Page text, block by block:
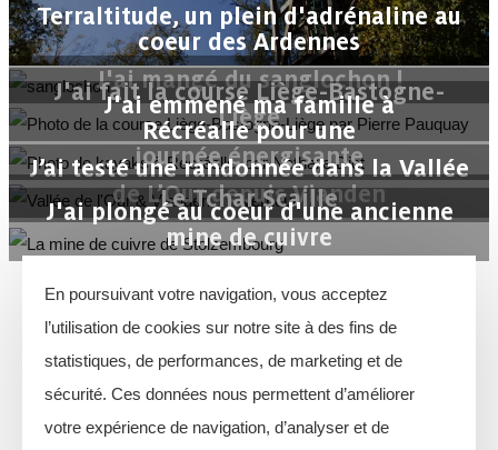
Terraltitude, un plein d'adrénaline au
coeur des Ardennes
J'ai mangé du sanglochon !
J'ai fait la course Liège-Bastogne-
Liège
J'ai emmené ma famille à
Récréalle pour une
journée énergisante
J’ai testé une randonnée dans la Vallée
de L’Our depuis Vianden
Le Tchar Scaille
J'ai plongé au coeur d'une ancienne
mine de cuivre
JE M'ORGANISE
En poursuivant votre navigation, vous acceptez
l’utilisation de cookies sur notre site à des fins de
statistiques, de performances, de marketing et de
sécurité. Ces données nous permettent d’améliorer
votre expérience de navigation, d’analyser et de